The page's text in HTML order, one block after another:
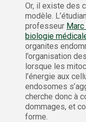
Or, il existe des
modèle.
professeur Marc
biologie
organites
l’organisation
lorsque les
l’énergie aux
endosomes
cherche donc à
dommages, et
forme.